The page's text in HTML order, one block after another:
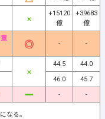
+15120
億
+39683
億
- -
44.5
44.0
46.0
45.7
- -
なる。